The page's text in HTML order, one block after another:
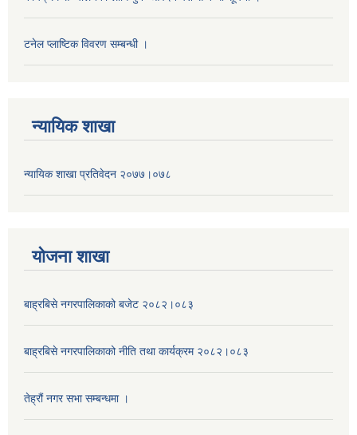
टनेल प्लाष्टिक विवरण सम्बन्धी ।
न्यायिक शाखा
न्यायिक शाखा प्रतिवेदन २०७७।०७८
याेजना शाखा
बाह्रबिसे नगरपालिकाको बजेट २०८२।०८३
बाह्रबिसे नगरपालिकाको नीति तथा कार्यक्रम २०८२।०८३
तेह्रौं नगर सभा सम्बन्धमा ।